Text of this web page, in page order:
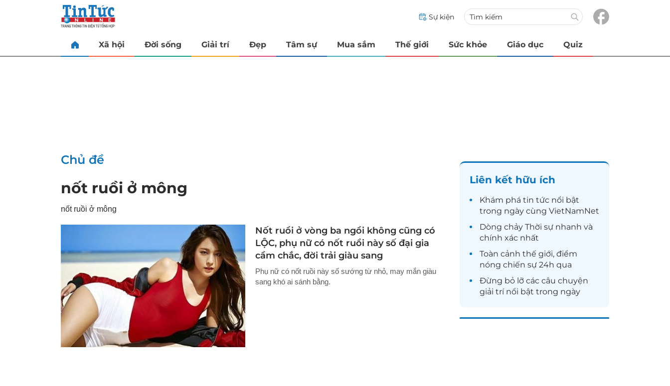
Sự kiện
Xã hội Đời sống Giải trí Đẹp Tâm sự Mua sắm Thế giới Sức khỏe Giáo dục Quiz
Chủ đề
nốt ruồi ở mông
nốt ruồi ở mông
Nốt ruồi ở vòng ba ngồi không cũng có
LỘC, phụ nữ có nốt ruồi này số đại gia
cầm chắc, đời trải giàu sang
Phụ nữ có nốt ruồi này số sướng từ nhỏ, may mắn giàu
sang khó ai sánh bằng.
Liên kết hữu ích
Khám phá tin tức nổi bật
trong ngày cùng VietNamNet
Dòng chảy Thời sự nhanh và
chính xác nhất
Toàn cảnh thế giới, điểm
nóng chiến sự 24h qua
Đừng bỏ lỡ các câu chuyện
giải trínổi bật trong ngày